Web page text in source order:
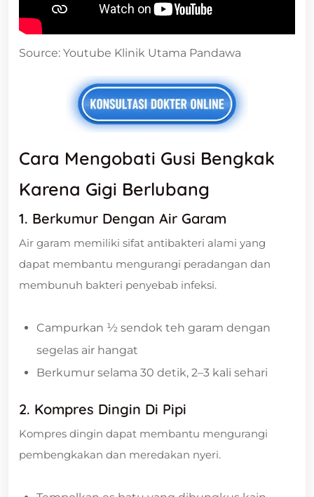
Source: Youtube Klinik Utama Pandawa
Cara Mengobati Gusi Bengkak
Karena Gigi Berlubang
1. Berkumur Dengan Air Garam
Air garam memiliki sifat antibakteri alami yang
dapat membantu mengurangi peradangan dan
membunuh bakteri penyebab infeksi.
Campurkan ½ sendok teh garam dengan
segelas air hangat
Berkumur selama 30 detik, 2–3 kali sehari
2. Kompres Dingin Di Pipi
Kompres dingin dapat membantu mengurangi
pembengkakan dan meredakan nyeri.